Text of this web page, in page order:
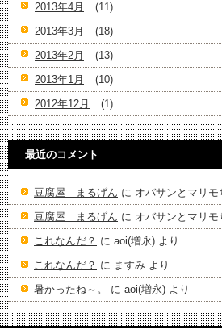
2013年4月
(11)
2013年3月
(18)
2013年2月
(13)
2013年1月
(10)
2012年12月
(1)
最近のコメント
豆腐屋 まるげん に オバサンとマリモ
豆腐屋 まるげん に オバサンとマリモ
これなんだ？ に aoi(増永) より
これなんだ？ に ますみ より
暑かったね～。
に aoi(増永) より